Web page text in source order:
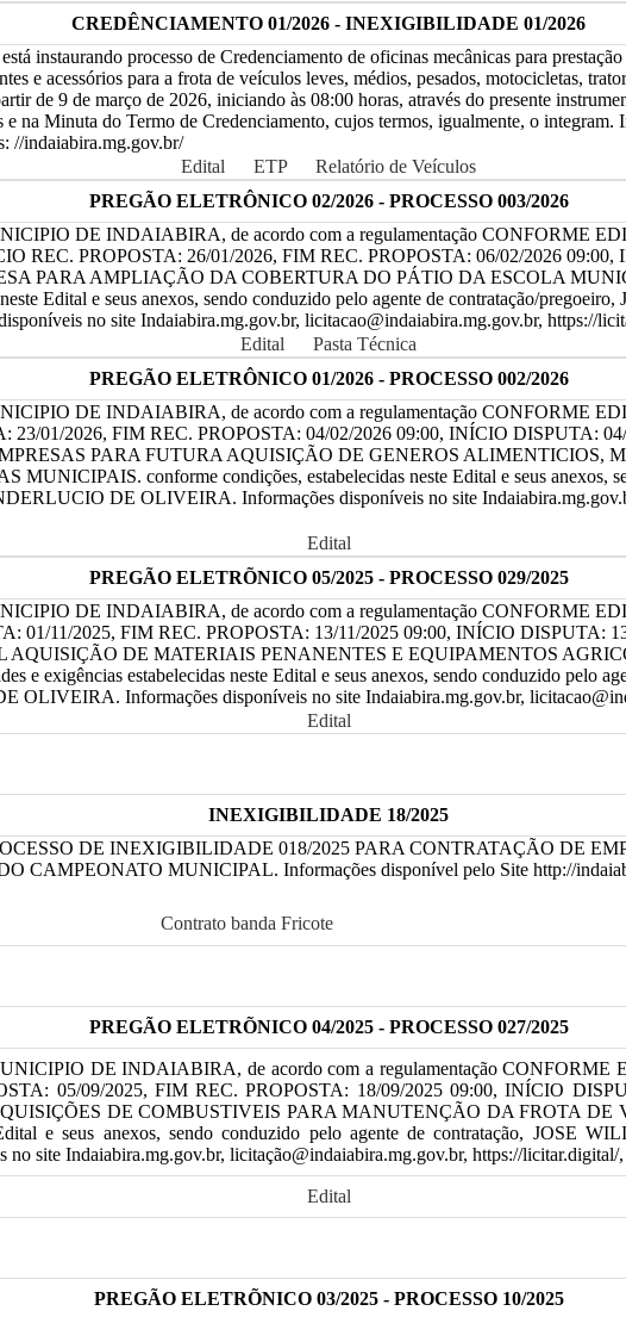
CREDÊNCIAMENTO 01/2026 - INEXIGIBILIDADE 01/2026
processo de Credenciamento de oficinas mecânicas para
e acessórios para a frota de veículos leves, médios, pesados, motocicletas,
de 9 de março de 2026, iniciando às 08:00 horas, através do presente
e na Minuta do Termo de Credenciamento, cujos termos, igualmente, o
//indaiabira.mg.gov.br/
Edital
ETP
Relatório de Veículos
PREGÃO ELETRÔNICO 02/2026 - PROCESSO 003/2026
DE INDAIABIRA, de acordo com a regulamentação CONFORME
REC. PROPOSTA: 26/01/2026, FIM REC. PROPOSTA: 06/02/2026
PARA AMPLIAÇÃO DA COBERTURA DO PÁTIO DA ESCOLA
Edital e seus anexos, sendo conduzido pelo agente de contratação/
no site Indaiabira.mg.gov.br, licitacao@indaiabira.mg.gov.br, https://
Edital
Pasta Técnica
PREGÃO ELETRÔNICO 01/2026 - PROCESSO 002/2026
DE INDAIABIRA, de acordo com a regulamentação CONFORME
01/2026, FIM REC. PROPOSTA: 04/02/2026 09:00, INÍCIO DISPUTA:
PARA FUTURA AQUISIÇÃO DE GENEROS
conforme condições, estabelecidas neste Edital e seus anexos,
DE OLIVEIRA. Informações disponíveis no site
Edital
PREGÃO ELETRÕNICO 05/2025 - PROCESSO 029/2025
DE INDAIABIRA, de acordo com a regulamentação CONFORME
01/11/2025, FIM REC. PROPOSTA: 13/11/2025 09:00, INÍCIO DISPUTA:
DE MATERIAIS PENANENTES E EQUIPAMENTOS
e exigências estabelecidas neste Edital e seus anexos, sendo conduzido
Informações disponíveis no site Indaiabira.mg.gov.br,
Edital
INEXIGIBILIDADE 18/2025
DE INEXIGIBILIDADE 018/2025 PARA CONTRATAÇÃO DE
MUNICIPAL. Informações disponível pelo Site http://
Contrato banda Fricote
PREGÃO ELETRÕNICO 04/2025 - PROCESSO 027/2025
DE INDAIABIRA, de acordo com a regulamentação
05/09/2025, FIM REC. PROPOSTA: 18/09/2025 09:00, INÍCIO
DE COMBUSTIVEIS PARA MANUTENÇÃO DA FROTA
e seus anexos, sendo conduzido pelo agente de contratação, JOSE
site Indaiabira.mg.gov.br, licitação@indaiabira.mg.gov.br, https://licitar.digital/
Edital
PREGÃO ELETRÕNICO 03/2025 - PROCESSO 10/2025